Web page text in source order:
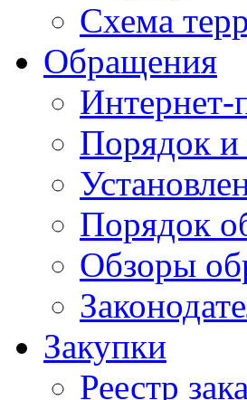
Схема
Обращения
Интернет-
Порядок и
Порядок
Обзоры
Закупки
Реестр